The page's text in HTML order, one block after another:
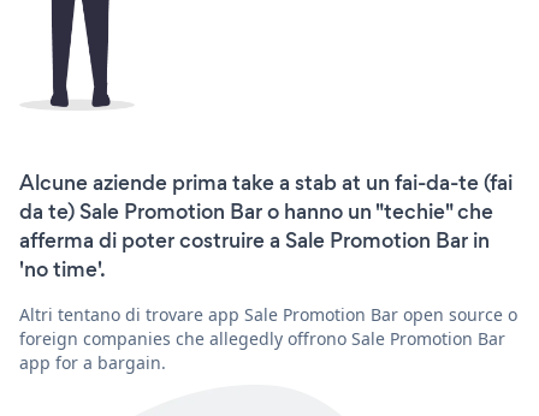
Alcune aziende prima take a stab at un fai-da-te (fai
da te) Sale Promotion Bar o hanno un "techie" che
afferma di poter costruire a Sale Promotion Bar in
'no time'.
Altri tentano di trovare app Sale Promotion Bar open source o
foreign companies che allegedly offrono Sale Promotion Bar
app for a bargain.